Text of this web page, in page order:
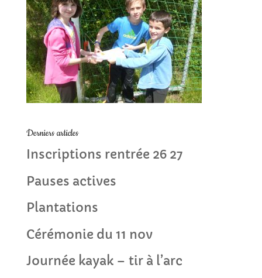
Derniers articles
Inscriptions rentrée 26 27
Pauses actives
Plantations
Cérémonie du 11 nov
Journée kayak – tir à l’arc